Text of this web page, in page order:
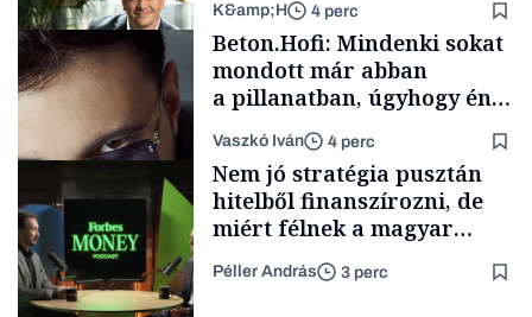
Családi
vállalkozások
TÁMOGATÓI
K&amp;H 4 perc
Forbes-sztori
Beton.Hofi: Mindenki sokat
mondott már abban
a pillanatban, úgyhogy én
a legsarkosabb
gondolataimat akartam
kimondani
Vaszkó Iván 4 perc
Nem jó stratégia pusztán
hitelből finanszírozni, de
miért félnek a magyar
cégek a tőzsdére lépéstől?
Péller András 3 perc